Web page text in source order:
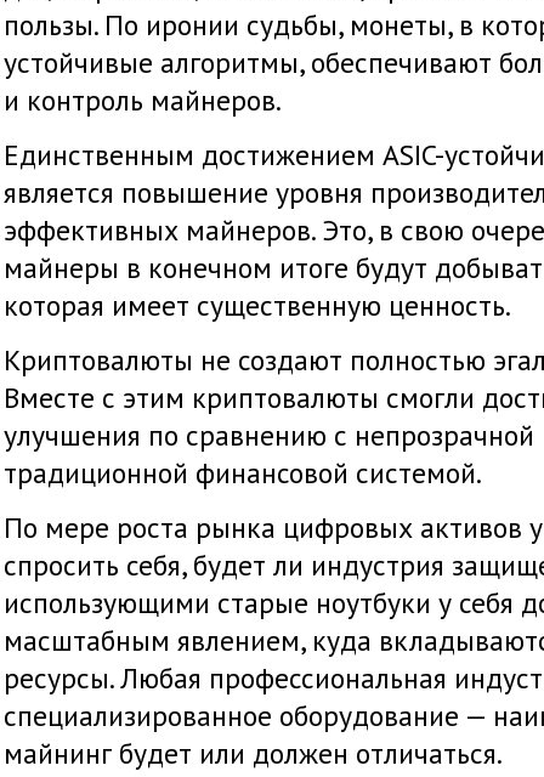
пользы. По иронии судьбы, монеты, в
устойчивые алгоритмы, обеспечивают
и контроль майнеров.
Единственным достижением ASIC-
является повышение уровня
эффективных майнеров. Это, в свою
майнеры в конечном итоге будут
которая имеет существенную ценность.
Криптовалюты не создают полностью
Вместе с этим криптовалюты смогли
улучшения по сравнению с непрозрачной
традиционной финансовой системой.
По мере роста рынка цифровых активов
спросить себя, будет ли индустрия
использующими старые ноутбуки у себя
масштабным явлением, куда
ресурсы. Любая профессиональная
специализированное оборудование —
майнинг будет или должен отличаться.